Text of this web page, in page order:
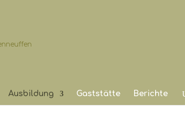
Ausbildung Gaststätte Berichte